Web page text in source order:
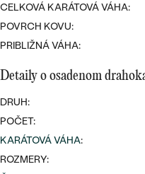
Wave
CELKOVÁ KARÁTOVÁ VÁHA:
POVRCH KOVU:
PRIBLIŽNÁ VÁHA:
Detaily o osadenom
DRUH:
POČET:
KARÁTOVÁ VÁHA:
ROZMERY: